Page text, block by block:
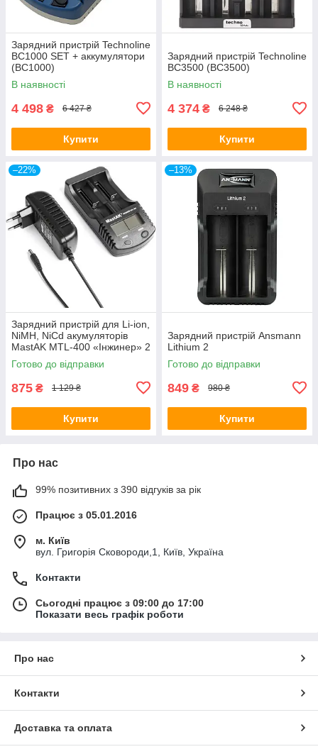
Зарядний пристрій Technoline
BC1000 SET + аккумулятори
(BC1000)
В наявності
4 498 ₴ 6 427 ₴
Купити
Зарядний пристрій Technoline
BC3500 (BC3500)
В наявності
4 374 ₴ 6 248 ₴
Купити
–22%
Зарядний пристрій для Li-ion,
NiMH, NiCd акумуляторів
MastAK MTL-400 «Інжинер» 2
канали LCD
Готово до відправки
875 ₴ 1 129 ₴
Купити
–13%
Зарядний пристрій Ansmann
Lithium 2
Готово до відправки
849 ₴ 980 ₴
Купити
Про нас
99% позитивних з 390 відгуків за рік
Працює з 05.01.2016
м. Київ
вул. Григорія Сковороди,1, Київ, Україна
Контакти
Сьогодні працює з 09:00 до 17:00
Показати весь графік роботи
Про нас
Контакти
Доставка та оплата